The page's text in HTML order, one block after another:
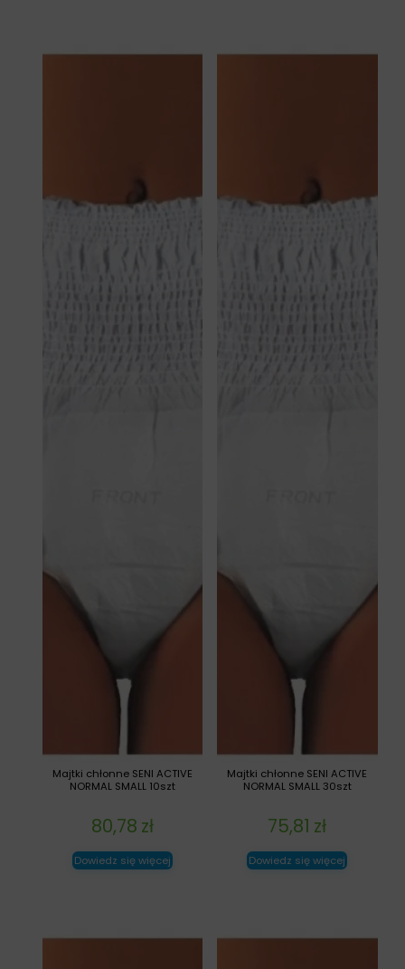
Majtki chłonne SENI ACTIVE
NORMAL SMALL 30szt
75,81 zł
Dowiedz się więcej
Majtki chłonne SENI ACTIVE
NORMAL SMALL 10szt
80,78 zł
Dowiedz się więcej